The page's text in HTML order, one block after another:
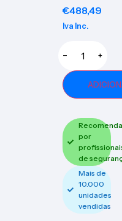
€488,49
Iva Inc.
− +
por
de
Mais de
10.000
unidades
vendidas